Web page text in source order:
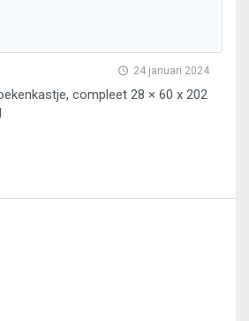
24 januari 2024
compleet 28 × 60 x 202